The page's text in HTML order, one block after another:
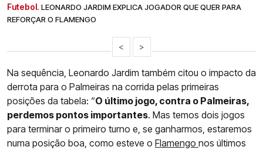
Futebol. LEONARDO JARDIM EXPLICA JOGADOR QUE QUER PARA
REFORÇAR O FLAMENGO
< >
Na sequência, Leonardo Jardim também citou o impacto da
derrota para o Palmeiras na corrida pelas primeiras
posições da tabela: “O último jogo, contra o Palmeiras,
perdemos pontos importantes. Mas temos dois jogos
para terminar o primeiro turno e, se ganharmos, estaremos
numa posição boa, como esteve o Flamengo nos últimos